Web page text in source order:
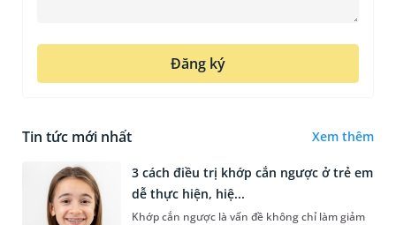
Đăng ký
Tin tức mới nhất Xem thêm
3 cách điều trị khớp cắn ngược ở trẻ em
dễ thực hiện, hiệ...
Khớp cắn ngược là vấn đề không chỉ làm giảm